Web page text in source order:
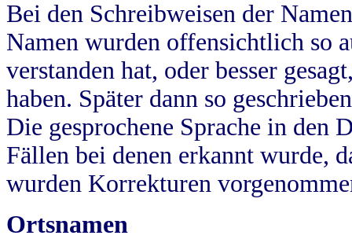
Bei den Schreibweisen der
Namen wurden offensichtlich so
verstanden hat, oder besser
haben. Später dann so
Die gesprochene Sprache in
Fällen bei denen erkannt wurde,
wurden Korrekturen
Ortsnamen